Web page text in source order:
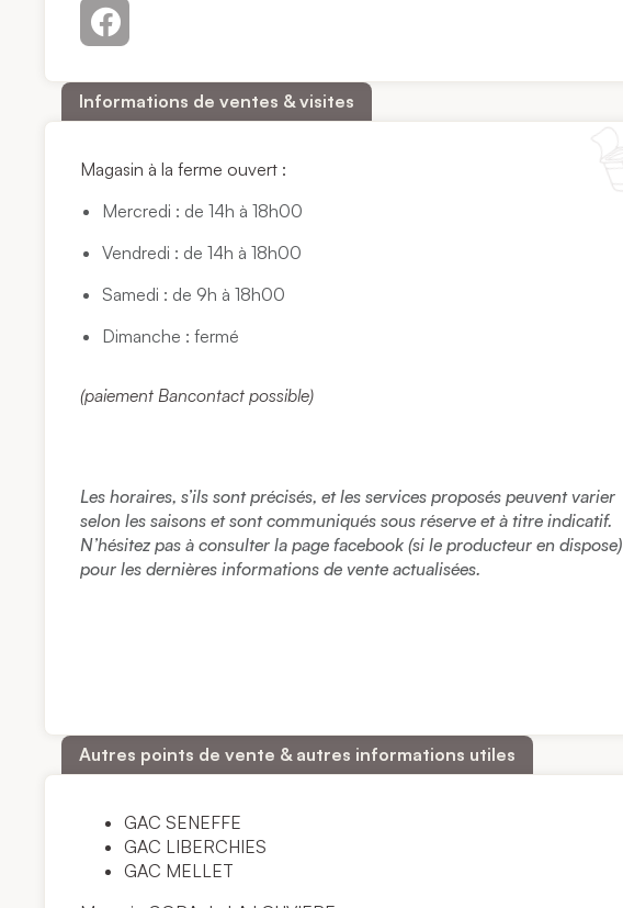
Informations de ventes & visites
Magasin à la ferme ouvert :
Mercredi : de 14h à 18h00
Vendredi : de 14h à 18h00
Samedi : de 9h à 18h00
Dimanche : fermé
(paiement Bancontact possible)
Les horaires, s’ils sont précisés, et les services proposés peuvent varier
selon les saisons et sont communiqués sous réserve et à titre indicatif.
N’hésitez pas à consulter la page facebook (si le producteur en dispose)
pour les dernières informations de vente actualisées.
Autres points de vente & autres informations utiles
GAC SENEFFE
GAC LIBERCHIES
GAC MELLET